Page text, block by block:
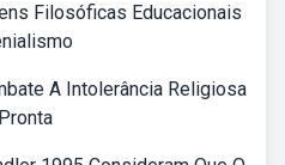
Filosóficas Educacionais
A Intolerância Religiosa